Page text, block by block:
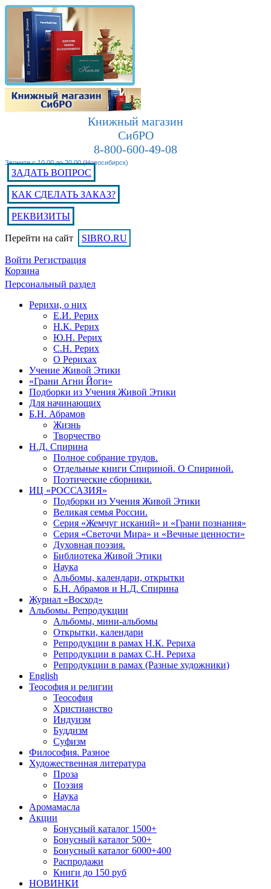
Книжный магазин
СибРО
8-800-600-49-08
Звоните с 10.00 до 20.00 (Новосибирск)
ЗАДАТЬ ВОПРОС
КАК СДЕЛАТЬ ЗАКАЗ?
РЕКВИЗИТЫ
Перейти на сайт SIBRO.RU
Войти Регистрация
Корзина
Персональный раздел
Рерихи, о них
Е.И. Рерих
Н.К. Рерих
Ю.Н. Рерих
С.Н. Рерих
О Рерихах
Учение Живой Этики
«Грани Агни Йоги»
Подборки из Учения Живой Этики
Для начинающих
Б.Н. Абрамов
Жизнь
Творчество
Н.Д. Спирина
Полное собрание трудов.
Отдельные книги Спириной. О Спириной.
Поэтические сборники.
ИЦ «РОССАЗИЯ»
Подборки из Учения Живой Этики
Великая семья России.
Серия «Жемчуг исканий» и «Грани познания»
Серия «Светочи Мира» и «Вечные ценности»
Духовная поэзия.
Библиотека Живой Этики
Наука
Альбомы, календари, открытки
Б.Н. Абрамов и Н.Д. Спирина
Журнал «Восход»
Альбомы. Репродукции
Альбомы, мини-альбомы
Открытки, календари
Репродукции в рамах Н.К. Рериха
Репродукции в рамах С.Н. Рериха
Репродукции в рамах (Разные художники)
English
Теософия и религии
Теософия
Христианство
Индуизм
Буддизм
Суфизм
Философия. Разное
Художественная литература
Проза
Поэзия
Наука
Аромамасла
Акции
Бонусный каталог 1500+
Бонусный каталог 500+
Бонусный каталог 6000+400
Распродажи
Книги до 150 руб
НОВИНКИ